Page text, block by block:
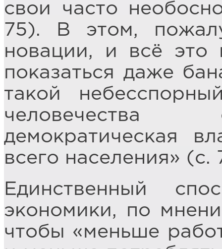
свои часто
75). В этом,
новации, и всё это
показаться даже
такой
человечества
демократическая
всего населения» (с.
Единственный
экономики, по
чтобы «меньше